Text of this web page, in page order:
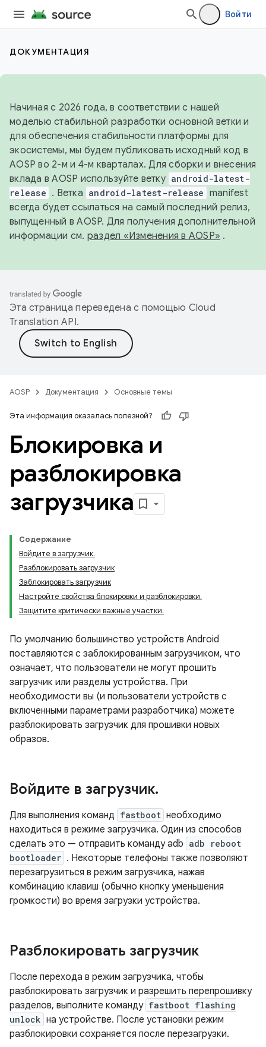
Войти
ДОКУМЕНТАЦИЯ
Начиная с 2026 года, в соответствии с нашей
моделью стабильной разработки основной ветки и
для обеспечения стабильности платформы для
экосистемы, мы будем публиковать исходный код в
AOSP во 2-м и 4-м кварталах. Для сборки и внесения
вклада в AOSP используйте ветку android-latest-
release . Ветка android-latest-release manifest
всегда будет ссылаться на самый последний релиз,
выпущенный в AOSP. Для получения дополнительной
информации см. раздел «Изменения в AOSP» .
Эта страница переведена с помощью Cloud
Translation API.
AOSP Документация Основные темы
Эта информация оказалась полезной?
Блокировка и
разблокировка
загрузчика
Содержание
Войдите в загрузчик.
Разблокировать загрузчик
Заблокировать загрузчик
Настройте свойства блокировки и разблокировки.
Защитите критически важные участки.
По умолчанию большинство устройств Android
поставляются с заблокированным загрузчиком, что
означает, что пользователи не могут прошить
загрузчик или разделы устройства. При
необходимости вы (и пользователи устройств с
включенными параметрами разработчика) можете
разблокировать загрузчик для прошивки новых
образов.
Войдите в загрузчик.
Для выполнения команд fastboot необходимо
находиться в режиме загрузчика. Один из способов
сделать это — отправить команду adb adb reboot
bootloader . Некоторые телефоны также позволяют
перезагрузиться в режим загрузчика, нажав
комбинацию клавиш (обычно кнопку уменьшения
громкости) во время загрузки устройства.
Разблокировать загрузчик
После перехода в режим загрузчика, чтобы
разблокировать загрузчик и разрешить перепрошивку
разделов, выполните команду fastboot flashing
unlock на устройстве. После установки режим
разблокировки сохраняется после перезагрузки.